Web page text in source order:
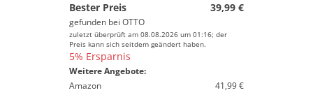
Bester Preis
39,99 €
gefunden bei OTTO
zuletzt überprüft am 08.08.2026 um 01:16; der
Preis kann sich seitdem geändert haben.
5% Ersparnis
Weitere Angebote:
Amazon
41,99 €